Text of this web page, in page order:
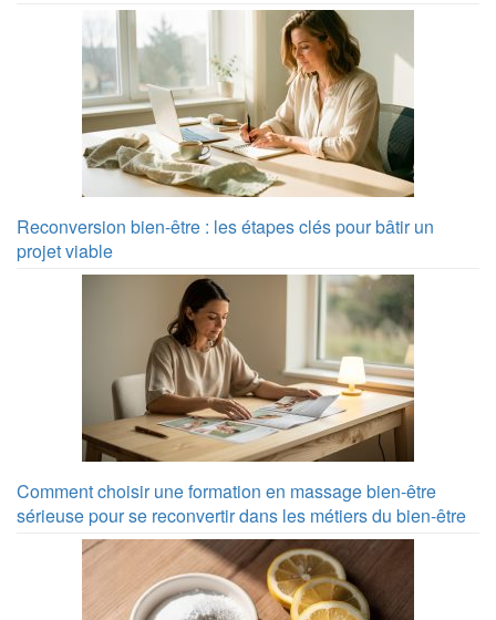
Reconversion bien-être : les étapes clés pour bâtir un
projet viable
Comment choisir une formation en massage bien-être
sérieuse pour se reconvertir dans les métiers du bien-être